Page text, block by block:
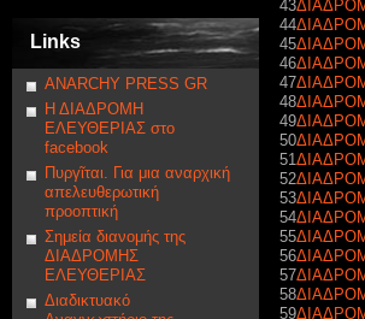
Links
ANARCHY PRESS GR
Η ΔΙΑΔΡΟΜΗ
ΕΛΕΥΘΕΡΙΑΣ στο
facebook
Πυργῖται. Για μια αναρχική
απελευθερωτική
προοπτική
Σημεία διανομής της
ΔΙΑΔΡΟΜΗΣ
ΕΛΕΥΘΕΡΙΑΣ
Διαδικτυακό
43
44
45
46
47
48
49
50
51
52
53
54
55
56
57
58
59